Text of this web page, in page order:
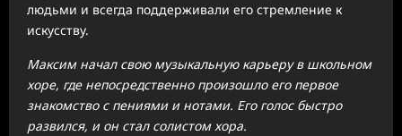
людьми и всегда поддерживали его стремление к
искусству.
Максим начал свою музыкальную карьеру в школьном
хоре, где непосредственно произошло его первое
знакомство с пениями и нотами. Его голос быстро
развился, и он стал солистом хора.